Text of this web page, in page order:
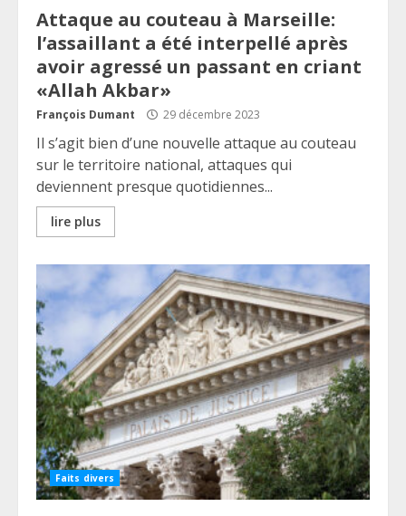
Attaque au couteau à Marseille:
l’assaillant a été interpellé après
avoir agressé un passant en criant
«Allah Akbar»
François Dumant 29 décembre 2023
Il s’agit bien d’une nouvelle attaque au couteau
sur le territoire national, attaques qui
deviennent presque quotidiennes...
lire plus
Faits divers